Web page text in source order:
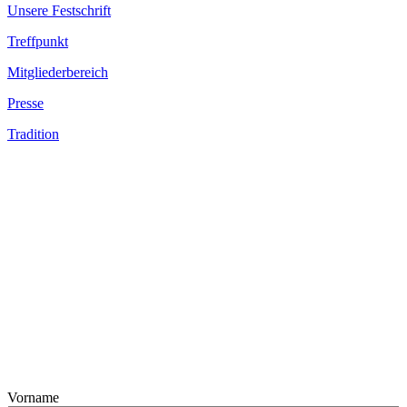
Unsere Festschrift
Treffpunkt
Mitgliederbereich
Presse
Tradition
Vorname